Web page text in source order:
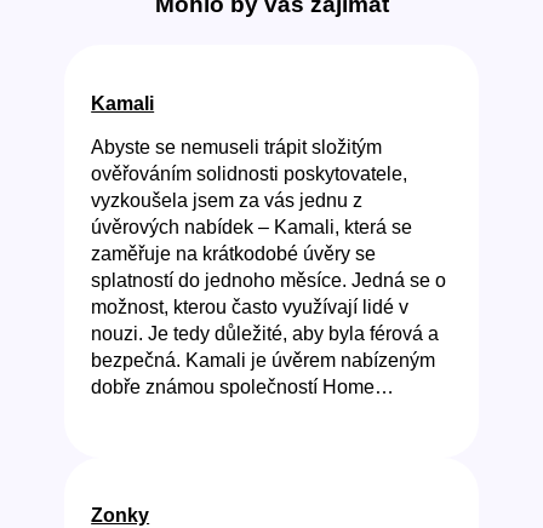
Kamali
Abyste se nemuseli trápit složitým
ověřováním solidnosti poskytovatele,
vyzkoušela jsem za vás jednu z
úvěrových nabídek – Kamali, která se
zaměřuje na krátkodobé úvěry se
splatností do jednoho měsíce. Jedná se o
možnost, kterou často využívají lidé v
nouzi. Je tedy důležité, aby byla férová a
bezpečná. Kamali je úvěrem nabízeným
dobře známou společností Home…
Zonky